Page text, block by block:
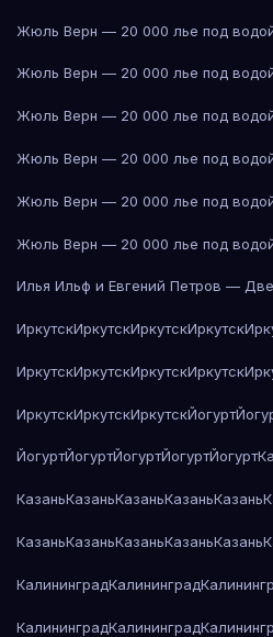
Жюль Верн — 20 000 лье под
Жюль Верн — 20 000 лье под
Жюль Верн — 20 000 лье под
Жюль Верн — 20 000 лье под
Жюль Верн — 20 000 лье под
Жюль Верн — 20 000 лье под
Илья Ильф и Евгений Петров —
ИркутскИркутскИркутскИркутск
ИркутскИркутскИркутскИркутск
ИркутскИркутскИркутскЙогурт
ЙогуртЙогуртЙогуртЙогуртЙогурт
КазаньКазаньКазаньКазаньКазань
КазаньКазаньКазаньКазаньКазань
КалининградКалининград
КалининградКалининград